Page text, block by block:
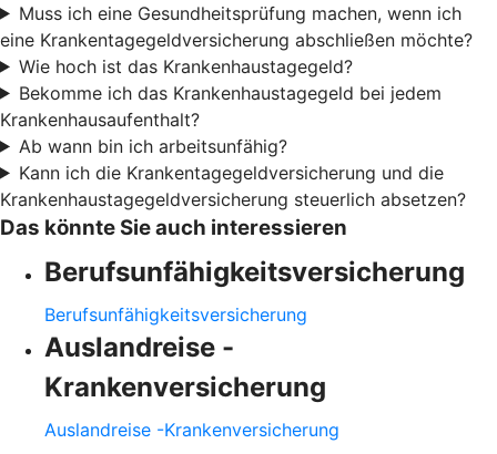
Muss ich eine Gesundheitsprüfung machen, wenn ich
eine Krankentagegeldversicherung abschließen möchte?
Wie hoch ist das Krankenhaustagegeld?
Bekomme ich das Krankenhaustagegeld bei jedem
Krankenhausaufenthalt?
Ab wann bin ich arbeitsunfähig?
Kann ich die Krankentagegeldversicherung und die
Krankenhaustagegeldversicherung steuerlich absetzen?
Das könnte Sie auch interessieren
Berufsunfähigkeitsversicherung
Berufsunfähigkeitsversicherung
Auslandreise -
Krankenversicherung
Auslandreise -Krankenversicherung